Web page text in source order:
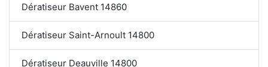
Dératiseur Bavent 14860
Dératiseur Saint-Arnoult 14800
Dératiseur Deauville 14800